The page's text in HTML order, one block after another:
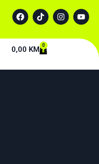
0,00 KM 0